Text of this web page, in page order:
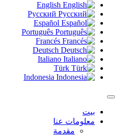
English
Русский
Español
Português
Francés
Deutsch
Italiano
Türk
Indonesia
عنا